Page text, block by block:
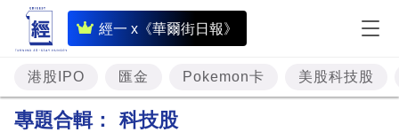
經一 x《華爾街日報》
即
時
財
經
港股IPO 匯金 Pokemon卡 美股科技股
專題合輯： 科技股